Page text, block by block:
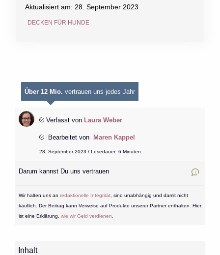
Aktualisiert am: 28. September 2023
DECKEN FÜR HUNDE
Über 12 Mio. vertrauen uns jedes Jahr
Verfasst von Laura Weber
Bearbeitet von Maren Kappel
28. September 2023 / Lesedauer: 6 Minuten
Darum kannst Du uns vertrauen
Wir halten uns an redaktionelle Integrität, sind unabhängig und damit nicht
käuflich. Der Beitrag kann Verweise auf Produkte unserer Partner enthalten. Hier
ist eine Erklärung, wie wir Geld verdienen
Inhalt